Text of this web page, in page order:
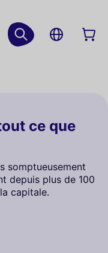
ce que
somptueusement
depuis plus de 100
capitale.